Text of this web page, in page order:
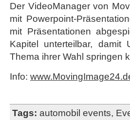
Der VideoManager von
mit Powerpoint-
mit Präsentationen
Kapitel unterteilbar,
Thema ihrer Wahl springen
Info:
Tags: automobil events,